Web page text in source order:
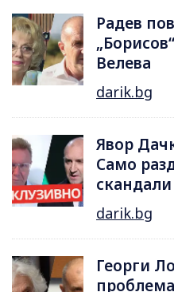
Радев
Велева
darik.bg
Явор
Само
darik.bg
Георги